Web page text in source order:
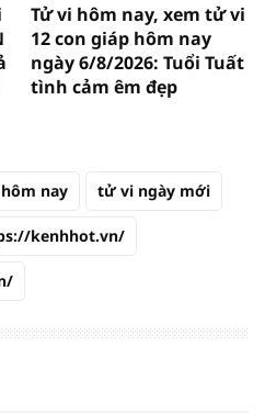
Tử vi hôm nay, xem tử vi
12 con giáp hôm nay
ngày 6/8/2026: Tuổi Tuất
tình cảm êm đẹp
nay tử vi ngày mới
kenhhot.vn/